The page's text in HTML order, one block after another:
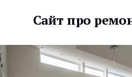
Сайт про